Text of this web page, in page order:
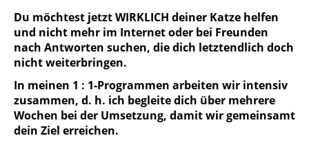
Du möchtest jetztWIRKLICH deiner Katze helfen
und nicht mehr im Internet oder bei Freunden
nach Antworten suchen, die dich letztendlich doch
nicht weiterbringen.
In meinen 1 : 1-Programmen arbeiten wir intensiv
zusammen, d. h. ich begleite dich über mehrere
Wochen bei der Umsetzung, damit wir gemeinsamt
dein Ziel erreichen.